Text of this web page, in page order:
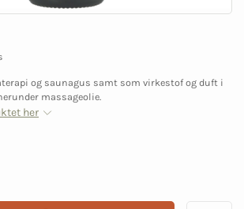
og saunagus samt som virkestof og duft i
massageolie.
her